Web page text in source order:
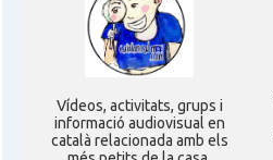
Ví­deos, activitats, grups i
informació audiovisual en
català relacionada amb els